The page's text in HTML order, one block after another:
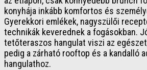
konyhája inkább komfortos és
Gyerekkori emlékek, nagyszülői
technikák keverednek a fogásokban.
tetőteraszos hangulat viszi az
pedig a zárható rooftop és a kandalló
hangulathoz.